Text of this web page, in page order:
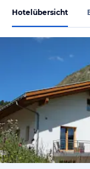
Hotelübersicht